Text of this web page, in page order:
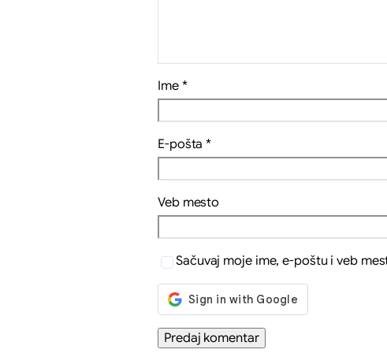
Ime *
E-pošta*
Veb mesto
Sačuvaj moje ime, e-poštu i veb